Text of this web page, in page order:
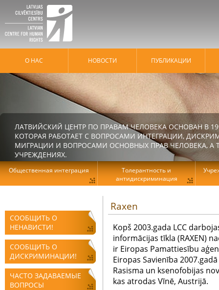
СООБЩИТЬ О
НЕНАВИСТИ!
СООБЩИТЬ О
ДИСКРИМИНАЦИИ!
ЧАСТО ЗАДАВАЕМЫЕ
ВОПРОСЫ
Raxen
Kopš 2003.gada LCC
informācijas tīkla (RAXEN)
ir Eiropas Pamattiesību
Eiropas Savienība
Rasisma un ksenofobijas
kas atrodas Vīnē, Austrijā.
О НАС HОВОСТИ ПУБЛИКАЦИИ
ЛАТВИЙСКИЙ ЦЕНТР ПО ПРАВАМ ЧЕЛОВЕКА ОСНОВАН В
КОТОРАЯ РАБОТАЕТ С ВОПРОСАМИ ИНТЕГРАЦИИ,
МИГРАЦИИ И ВОПРОСАМИ ОСНОВНЫХ ПРАВ ЧЕЛОВЕКА, А
УЧРЕЖДЕНИЯХ.
Общественная интеграция
Толерантность и
антидискриминация